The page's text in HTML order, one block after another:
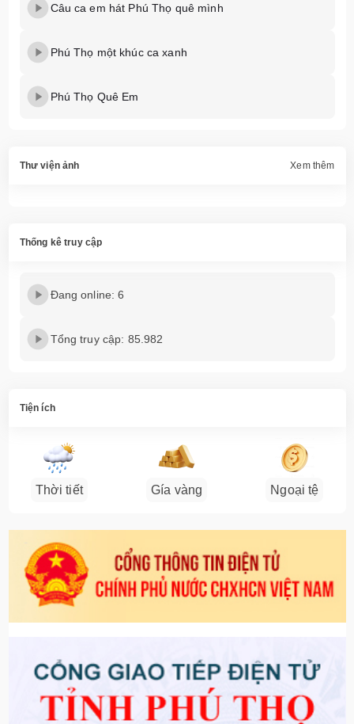
Câu ca em hát Phú Thọ quê mình
Phú Thọ một khúc ca xanh
Phú Thọ Quê Em
Thư viện ảnh Xem thêm
Thống kê truy cập
Đang online: 6
Tổng truy cập: 85.982
Tiện ích
Thời tiết Gía vàng Ngoại tệ